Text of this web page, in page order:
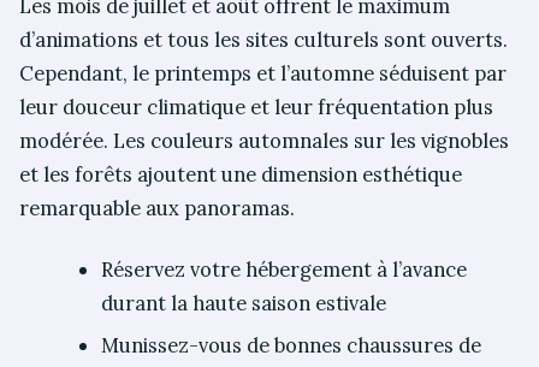
Les mois de juillet et août offrent le maximum
d’animations et tous les sites culturels sont ouverts.
Cependant, le printemps et l’automne séduisent par
leur douceur climatique et leur fréquentation plus
modérée. Les couleurs automnales sur les vignobles
et les forêts ajoutent une dimension esthétique
remarquable aux panoramas.
Réservez votre hébergement à l’avance
durant la haute saison estivale
Munissez-vous de bonnes chaussures de